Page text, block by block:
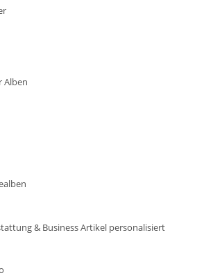
Alben
& Business Artikel personalisiert